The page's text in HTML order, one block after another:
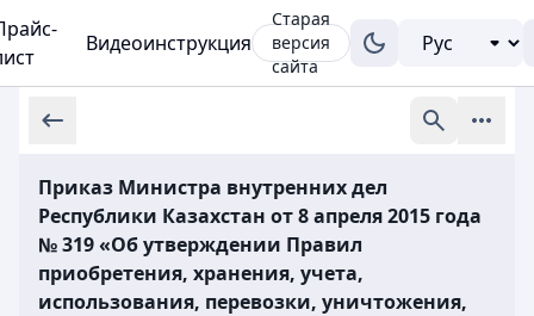
Видеоинструкция
Старая
версия
сайта
Приказ Министра внутренних дел
Республики Казахстан от 8 апреля 2015 года
№ 319 «Об утверждении Правил
приобретения, хранения, учета,
использования, перевозки, уничтожения,